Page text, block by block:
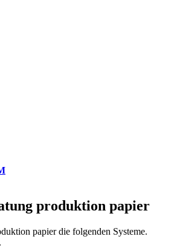
produktion papier
papier die folgenden Systeme.